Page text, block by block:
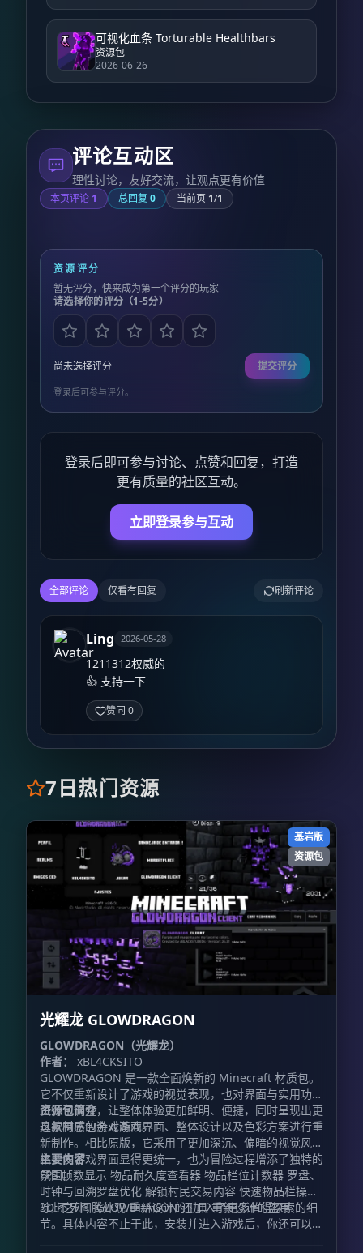
可视化血条 Torturable Healthbars
资源包
2026-06-26
评论互动区
理性讨论，友好交流，让观点更有价值
本页评论 1 总回复 0 当前页 1/1
资源评分
暂无评分，快来成为第一个评分的玩家
请选择你的评分（1-5分）
尚未选择评分 提交评分
登录后可参与评分。
登录后即可参与讨论、点赞和回复，打造
更有质量的社区互动。
立即登录参与互动
全部评论 仅看有回复 刷新评论
Ling 2026-05-28
1211312权威的
👍 支持一下
赞同 0
7日热门资源
基岩版
资源包
光耀龙 GLOWDRAGON
GLOWDRAGON（光耀龙）
作者：
xBL4CKSITO
GLOWDRAGON 是一款全面焕新的 Minecraft 材质包。
它不仅重新设计了游戏的视觉表现，也对界面与实用功能
进行了调整，让整体体验更加鲜明、便捷，同时呈现出更
具氛围感的游戏画面。
资源包简介
这款材质包会对游戏界面、整体设计以及色彩方案进行重
新制作。相比原版，它采用了更加深沉、偏暗的视觉风
格，使游戏界面显得更统一，也为冒险过程增添了独特的
氛围。
主要内容
FPS 帧数显示 物品耐久度查看器 物品栏位计数器 罗盘、
时钟与回溯罗盘优化 解锁村民交易内容 快速物品栏操作
3D 不死图腾外观 重新设计的工具 重新设计的盔甲
除此之外，GLOWDRAGON 还加入了更多值得探索的细
节。具体内容不止于此，安装并进入游戏后，你还可以亲